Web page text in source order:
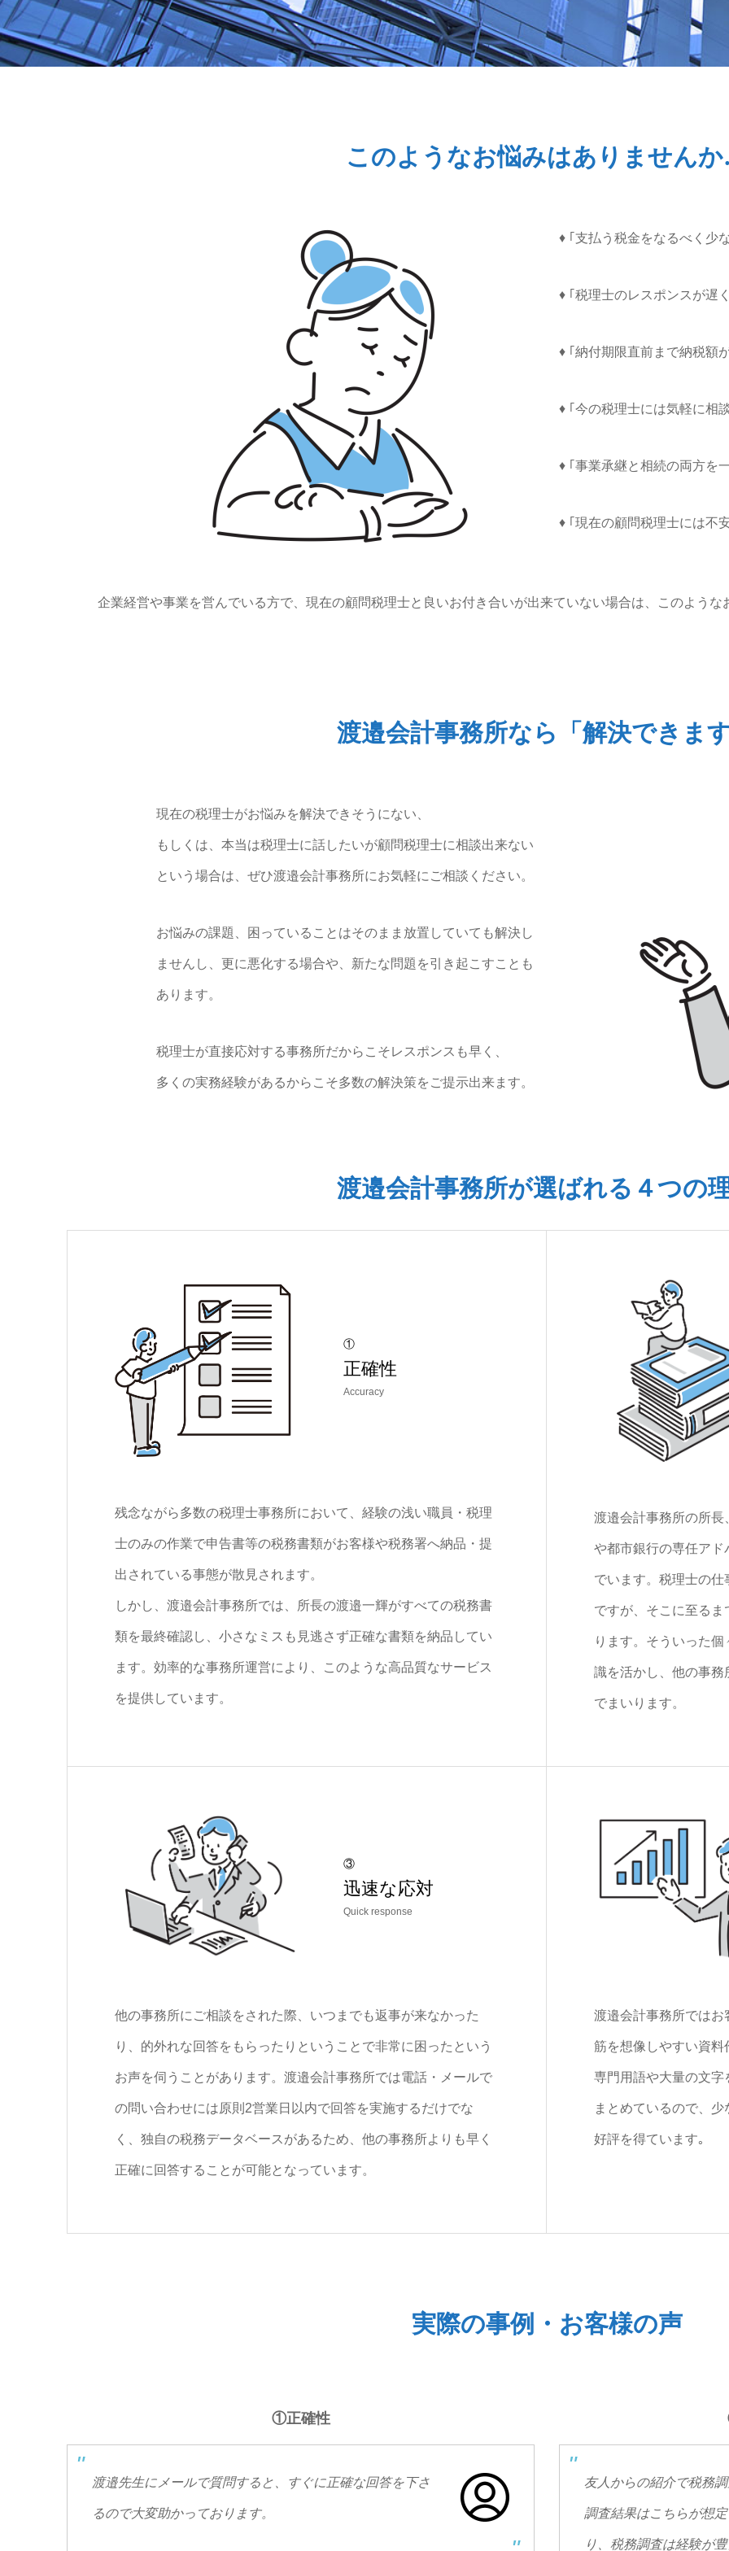
このようなお悩みはありません
♦ ｢支払う税金をなるべく少
♦ ｢税理士のレスポンスが遅
♦ ｢納付期限直前まで納税額
♦ ｢今の税理士には気軽に相
♦ ｢事業承継と相続の両方を
♦ ｢現在の顧問税理士には不
企業経営や事業を営んでいる方で、現在の顧問税理士と良いお付き合いが出来ていない場合は、このよう
渡邉会計事務所なら「解決できま
現在の税理士がお悩みを解決できそうにない、
もしくは、本当は税理士に話したいが顧問税理士に相談出来ない
という場合は、ぜひ渡邉会計事務所にお気軽にご相談ください。
お悩みの課題、困っていることはそのまま放置していても解決し
ませんし、更に悪化する場合や、新たな問題を引き起こすことも
あります。
税理士が直接応対する事務所だからこそレスポンスも早く、
多くの実務経験があるからこそ多数の解決策をご提示出来ます。
渡邉会計事務所が選ばれる４つの
①
正確性
Accuracy
残念ながら多数の税理士事務所において、経験の浅い職員・税理
士のみの作業で申告書等の税務書類がお客様や税務署へ納品・提
出されている事態が散見されます。
しかし、渡邉会計事務所では、所長の渡邉一輝がすべての税務書
類を最終確認し、小さなミスも見逃さず正確な書類を納品してい
ます。効率的な事務所運営により、このような高品質なサービス
を提供しています。
渡邉会計事務所の所
や都市銀行の専任ア
でいます。税理士の
ですが、そこに至る
ります。そういった
識を活かし、他の事
でまいります。
③
迅速な応対
Quick response
他の事務所にご相談をされた際、いつまでも返事が来なかった
り、的外れな回答をもらったりということで非常に困ったという
お声を伺うことがあります。渡邉会計事務所では電話・メールで
の問い合わせには原則2営業日以内で回答を実施するだけでな
く、独自の税務データベースがあるため、他の事務所よりも早く
正確に回答することが可能となっています。
渡邉会計事務所では
筋を想像しやすい資
専門用語や大量の文
まとめているので、
好評を得ています｡
実際の事例・お客様の声
①正確性
渡邉先生にメールで質問すると、すぐに正確な回答を下さ
るので大変助かっております。
友人からの紹介で税務
調査結果はこちらが想
り、税務調査は経験が